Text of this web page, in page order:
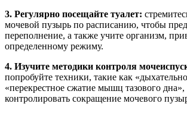
3. Регулярно посещайте туалет:
мочевой пузырь по расписанию, чтобы
переполнение, а также учите организм,
определенному режиму.
4. Изучите методики контроля
попробуйте техники, такие как
«перекрестное сжатие мышц тазового
контролировать сокращение мочевого